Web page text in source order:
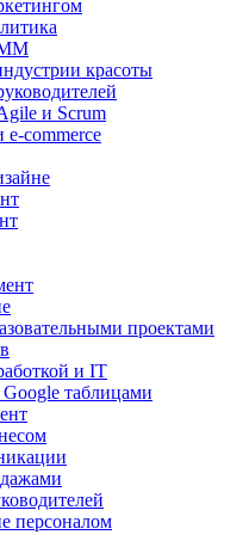
красоты
и Scrum
commerce
проектами
и IT
таблицами
персоналом